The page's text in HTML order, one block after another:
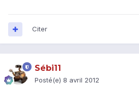
Citer
Sébi11
Posté(e) 8 avril 2012